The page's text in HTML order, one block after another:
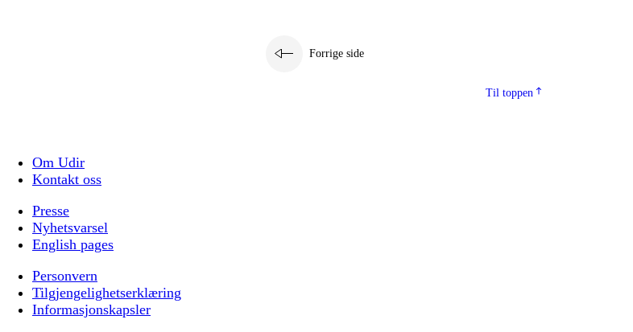
Forrige side
Til toppen
Om Udir
Kontakt oss
Presse
Nyhetsvarsel
English pages
Personvern
Tilgjengelighetserklæring
Informasjonskapsler